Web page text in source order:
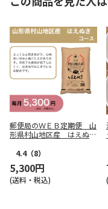
郵便局のＷＥＢ定期便 山
形県村山地区産 はえぬき
4.4（8）
5,300円
(送料・税込)